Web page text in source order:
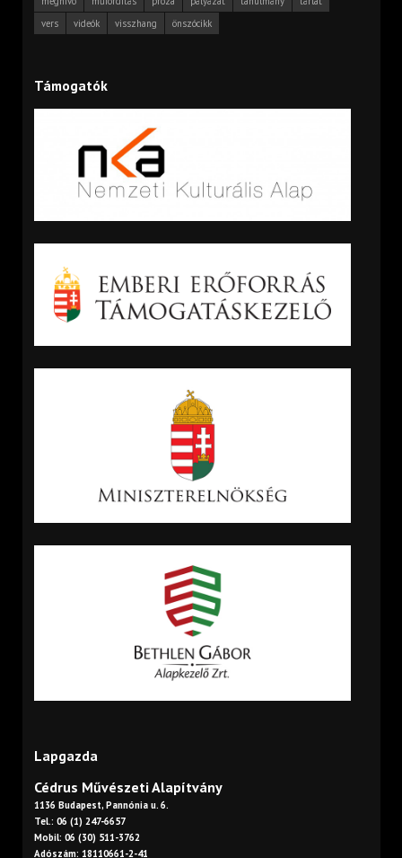
vers
videók visszhang önszócikk
Támogatók
Lapgazda
Cédrus Művészeti Alapítvány
1136 Budapest, Pannónia u. 6.
Tel.: 06 (1) 247-6657
Mobil: 06 (30) 511-3762
Adószám: 18110661-2-41